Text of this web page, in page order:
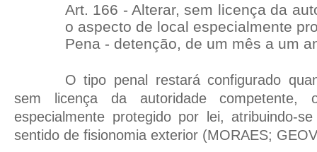
Art. 166 - Alterar, sem licença da
o aspecto de local especialmente
Pena - detenção, de um mês a um
O tipo penal restará configurado
sem licença da autoridade competente,
especialmente protegido por lei, atribuindo-
sentido de fisionomia exterior (MORAES;